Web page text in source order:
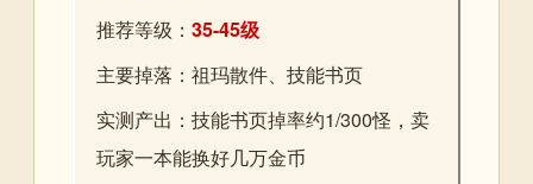
推荐等级： 35-45级
主要掉落：祖玛散件、技能书页
实测产出：技能书页掉率约1/300怪，卖
玩家一本能换好几万金币